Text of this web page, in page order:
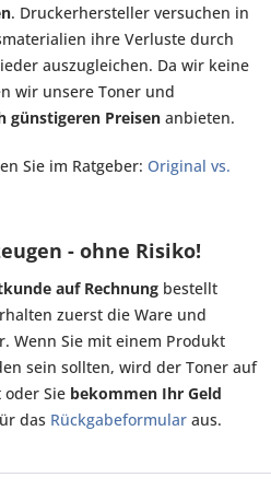
. Druckerhersteller versuchen in
ihre Verluste durch
auszugleichen. Da wir keine
wir unsere Toner und
günstigeren Preisen anbieten.
Sie im Ratgeber: Original vs.
- ohne Risiko!
auf Rechnung bestellt
zuerst die Ware und
Wenn Sie mit einem Produkt
sein sollten, wird der Toner auf
oder Sie bekommen Ihr Geld
das Rückgabeformular aus.